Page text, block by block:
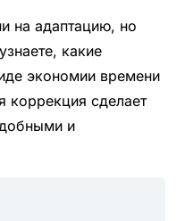
на адаптацию, но
какие
экономии времени
коррекция сделает
и